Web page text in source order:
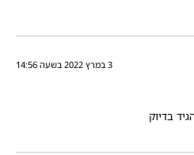
3 במרץ 2022 בשעה 14:56
בדיוק